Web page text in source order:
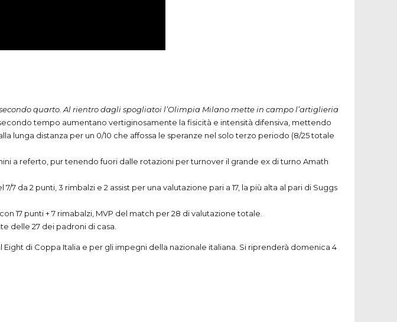
quarto. Al rientro dagli spogliatoi l’Olimpia Milano mette in campo l’artiglieria
tempo aumentano vertiginosamente la fisicità e intensità difensiva, mettendo
lunga distanza per un 0/10 che affossa le speranze nel solo terzo periodo (8/25 totale
a referto, pur tenendo fuori dalle rotazioni per turnover il grande ex di turno Amath
da 2 punti, 3 rimbalzi e 2 assist per una valutazione pari a 17, la più alta al pari di Suggs
17 punti + 7 rimabalzi, MVP del match per 28 di valutazione totale.
delle 27 dei padroni di casa.
di Coppa Italia e per gli impegni della nazionale italiana. Si riprenderà domenica 4